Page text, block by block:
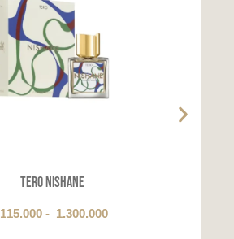
Tero Nishane
115.000 - 1.300.000